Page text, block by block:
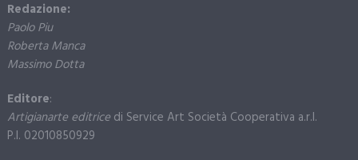
Redazione:
Paolo Piu
Roberta Manca
Massimo Dotta
Editore:
Artigianarte editricedi Service Art Società Cooperativa a.r.l.
P.I. 02010850929